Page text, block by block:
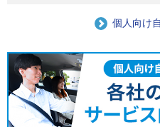
個人向け